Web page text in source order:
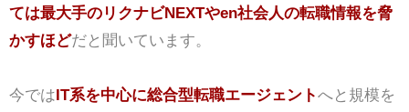
ては最大手のリクナビNEXTやen社会人の転職情報を脅
かすほどだと聞いています。
今ではIT系を中心に総合型転職エージェントへと規模を